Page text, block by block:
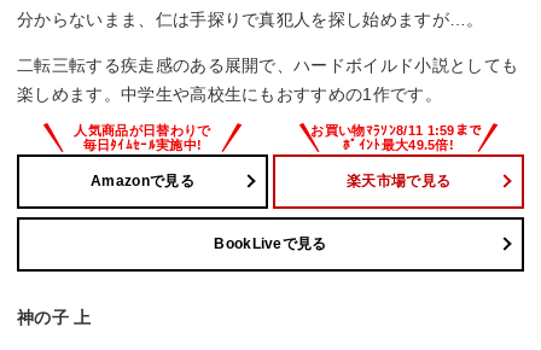
分からないまま、仁は手探りで真犯人を探し始めますが…。
二転三転する疾走感のある展開で、ハードボイルド小説としても
楽しめます。中学生や高校生にもおすすめの1作です。
Amazonで見る 楽天市場で見る
BookLiveで見る
神の子 上